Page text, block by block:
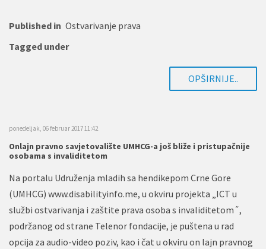
Published in Ostvarivanje prava
Tagged under
OPŠIRNIJE..
ponedeljak, 06 februar 2017 11:42
Onlajn pravno savjetovalište UMHCG-a još bliže i pristupačnije
osobama s invaliditetom
Na portalu Udruženja mladih sa hendikepom Crne Gore
(UMHCG) www.disabilityinfo.me, u okviru projekta „ICT u
službi ostvarivanja i zaštite prava osoba s invaliditetom˝,
podržanog od strane Telenor fondacije, je puštena u rad
opcija za audio-video poziv, kao i čat u okviru on lajn pravnog